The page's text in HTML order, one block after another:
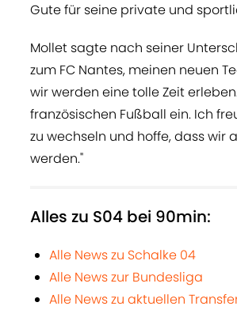
Gute für seine private und
Mollet sagte nach seiner
zum FC Nantes, meinen neuen
wir werden eine tolle Zeit
französischen Fußball ein. Ich
zu wechseln und hoffe, dass wir
werden."
Alles zu S04 bei 90min:
Alle News zu Schalke 04
Alle News zur Bundesliga
Alle News zu aktuellen